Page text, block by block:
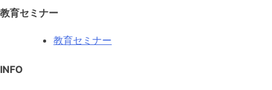
教育セミナー
教育セミナー
INFO